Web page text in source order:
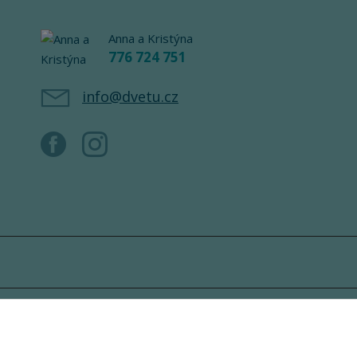
Anna a Kristýna
776 724 751
info@dvetu.cz